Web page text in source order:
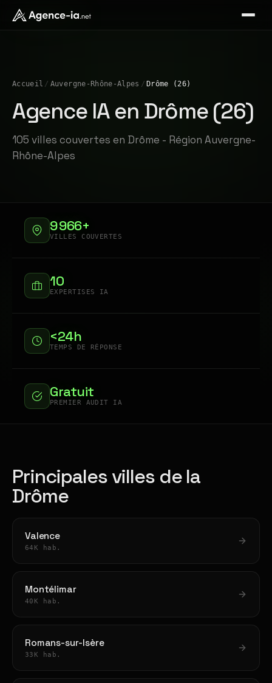
Accueil / Auvergne-Rhône-Alpes / Drôme (26)
Agence IA en Drôme (26)
105 villes couvertes en Drôme - Région Auvergne-
Rhône-Alpes
9 966+
VILLES COUVERTES
10
EXPERTISES IA
<24h
TEMPS DE RÉPONSE
Gratuit
PREMIER AUDIT IA
Principales villes de la
Drôme
Valence
64K hab.
Montélimar
40K hab.
Romans-sur-Isère
33K hab.